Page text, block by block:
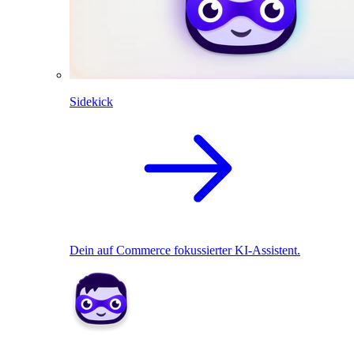
Sidekick
Dein auf Commerce fokussierter KI-Assistent.